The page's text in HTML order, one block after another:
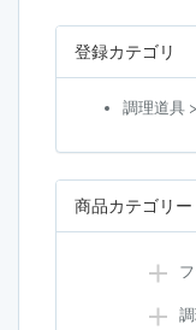
登録カテゴリ
調理道具
商品カテゴリー